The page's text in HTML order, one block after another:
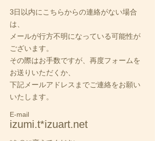
3日以内にこちらからの連絡がない場合
は、
メールが行方不明になっている可能性が
ございます。
その際はお手数ですが、再度フォームを
お送りいただくか、
下記メールアドレスまでご連絡をお願い
いたします。
E-mail
izumi.t*izuart.net